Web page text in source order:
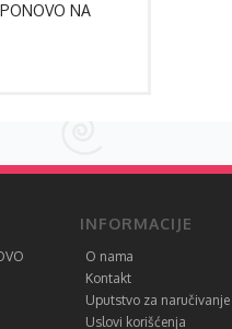
NA
INFORMACIJE
O nama
Kontakt
Uputstvo za naručivanje
Uslovi korišćenja